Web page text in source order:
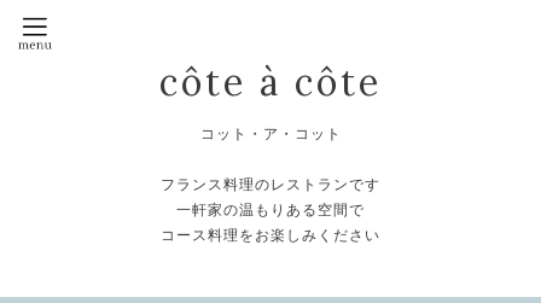
côte à côte
コット・ア・コット
フランス料理のレストランです
一軒家の温もりある空間で
コース料理をお楽しみください